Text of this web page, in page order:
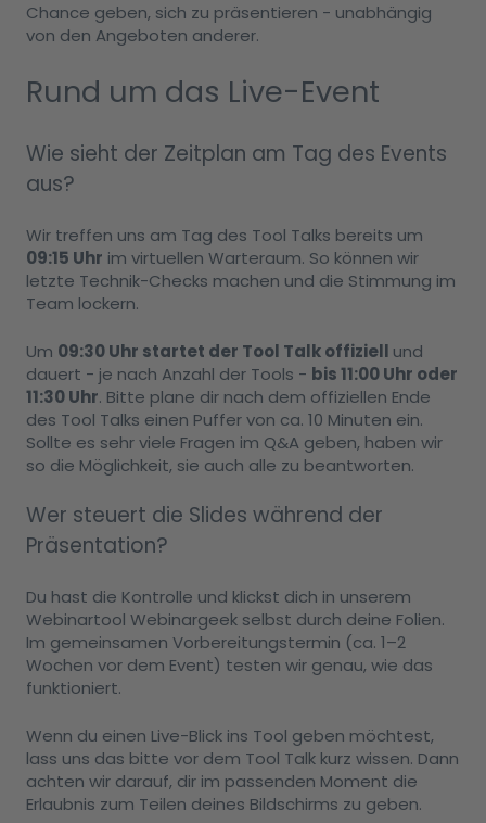
Chance geben, sich zu präsentieren - unabhängig
von den Angeboten anderer.
Rund um das Live-Event
Wie sieht der Zeitplan am Tag des Events
aus?
Wir treffen uns am Tag des Tool Talks bereits um
09:15 Uhr im virtuellen Warteraum. So können wir
letzte Technik-Checks machen und die Stimmung im
Team lockern.
Um 09:30 Uhr startet der Tool Talk offiziell und
dauert - je nach Anzahl der Tools - bis 11:00 Uhr oder
11:30 Uhr. Bitte plane dir nach dem offiziellen Ende
des Tool Talks einen Puffer von ca. 10 Minuten ein.
Sollte es sehr viele Fragen im Q&A geben, haben wir
so die Möglichkeit, sie auch alle zu beantworten.
Wer steuert die Slides während der
Präsentation?
Du hast die Kontrolle und klickst dich in unserem
Webinartool Webinargeek selbst durch deine Folien.
Im gemeinsamen Vorbereitungstermin (ca. 1–2
Wochen vor dem Event) testen wir genau, wie das
funktioniert.
Wenn du einen Live-Blick ins Tool geben möchtest,
lass uns das bitte vor dem Tool Talk kurz wissen. Dann
achten wir darauf, dir im passenden Moment die
Erlaubnis zum Teilen deines Bildschirms zu geben.